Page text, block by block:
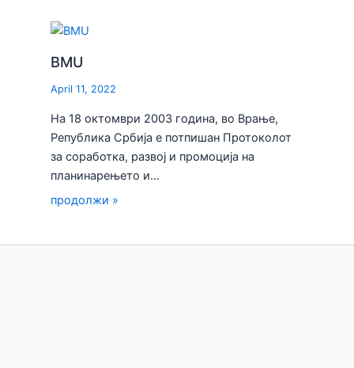
BMU
April 11, 2022
На 18 октомври 2003 година, во Врање,
Република Србија е потпишан Протоколот
за соработка, развој и промоција на
планинарењето и…
продолжи »